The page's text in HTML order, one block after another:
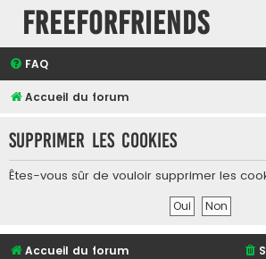
FreeForFriends
FAQ
Accueil du forum
Supprimer les cookies
Êtes-vous sûr de vouloir supprimer les
Accueil du forum